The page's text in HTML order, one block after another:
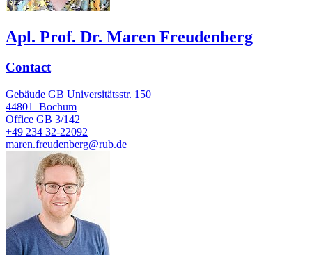
Apl. Prof. Dr. Maren Freudenberg
Contact
Gebäude GB Universitätsstr. 150
44801
Bochum
Office GB 3/142
+49 234 32-22092
maren.freudenberg@rub.de